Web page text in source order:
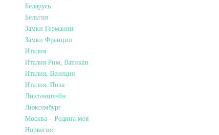
Беларусь
Бельгия
Замки Германии
Замки Франции
Италия
Италия Рим, Ватикан
Италия, Венеция
Италия, Пиза
Лихтенштейн
Люксембург
Москва – Родина моя
Норвегия